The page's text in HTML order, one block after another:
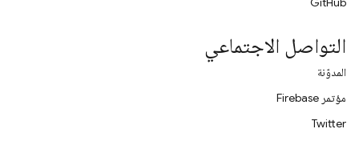
التواصل الاجتماعي
المدوّنة
مؤتمر Firebase
Twitter